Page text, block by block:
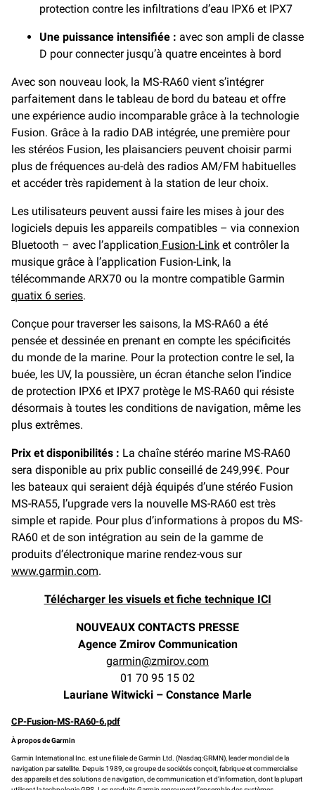
protection contre les infiltrations d’eau IPX6 et IPX7
Une puissance intensifiée : avec son ampli de classe
D pour connecter jusqu’à quatre enceintes à bord
Avec son nouveau look, la MS-RA60 vient s’intégrer
parfaitement dans le tableau de bord du bateau et offre
une expérience audio incomparable grâce à la technologie
Fusion. Grâce à la radio DAB intégrée, une première pour
les stéréos Fusion, les plaisanciers peuvent choisir parmi
plus de fréquences au-delà des radios AM/FM habituelles
et accéder très rapidement à la station de leur choix.
Les utilisateurs peuvent aussi faire les mises à jour des
logiciels depuis les appareils compatibles – via connexion
Bluetooth – avec l’application Fusion-Link et contrôler la
musique grâce à l’application Fusion-Link, la
télécommande ARX70 ou la montre compatible Garmin
quatix 6 series.
Conçue pour traverser les saisons, la MS-RA60 a été
pensée et dessinée en prenant en compte les spécificités
du monde de la marine. Pour la protection contre le sel, la
buée, les UV, la poussière, un écran étanche selon l’indice
de protection IPX6 et IPX7 protège le MS-RA60 qui résiste
désormais à toutes les conditions de navigation, même les
plus extrêmes.
Prix et disponibilités : La chaîne stéréo marine MS-RA60
sera disponible au prix public conseillé de 249,99€. Pour
les bateaux qui seraient déjà équipés d’une stéréo Fusion
MS-RA55, l’upgrade vers la nouvelle MS-RA60 est très
simple et rapide. Pour plus d’informations à propos du MS-
RA60 et de son intégration au sein de la gamme de
produits d’électronique marine rendez-vous sur
www.garmin.com.
Télécharger les visuels et fiche technique ICI
NOUVEAUX CONTACTS PRESSE
Agence Zmirov Communication
garmin@zmirov.com
01 70 95 15 02
Lauriane Witwicki – Constance Marle
CP-Fusion-MS-RA60-6.pdf
À propos de Garmin
Garmin International Inc. est une filiale de Garmin Ltd. (Nasdaq:GRMN), leader mondial de la
navigation par satellite. Depuis 1989, ce groupe de sociétés conçoit, fabrique et commercialise
des appareils et des solutions de navigation, de communication et d’information, dont la plupart